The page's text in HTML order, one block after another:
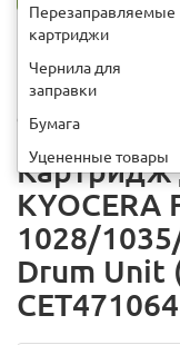
Перезаправляемые
картриджи
Чернила для
заправки
Бумага
Уцененные товары
Лазерные
Картридж для (DK-
1028/1035/1320/
CET471064
Картридж
KYOCERA
1028/
Drum Unit
CET471064